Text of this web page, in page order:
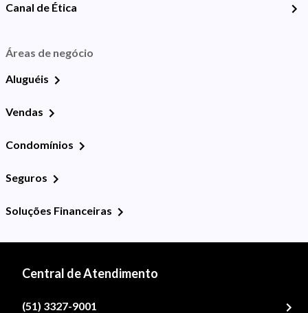
Canal de Ética
Áreas de negócio
Aluguéis
Vendas
Condomínios
Seguros
Soluções Financeiras
Central de Atendimento
(51) 3327-9001